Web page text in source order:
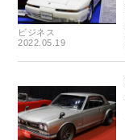
ビジネス
2022.05.19